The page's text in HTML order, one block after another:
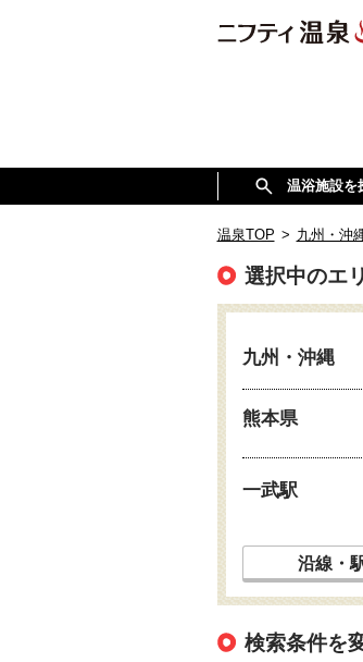
温浴施設を
温泉TOP > 九州・沖
選択中のエ
九州・沖縄
熊本県
一武駅
沿線・
検索条件を